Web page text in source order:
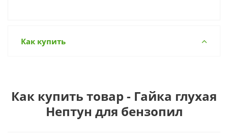
Как купить
Как купить товар - Гайка глухая
Нептун для бензопил